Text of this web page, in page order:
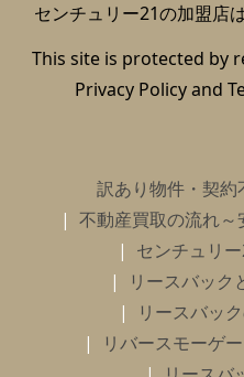
センチュリー21の加盟店
This site is protected by
Privacy Policyand
訳あり物件・契約
不動産買取の流れ
センチュリ
リースバック
リースバッ
リバースモーゲ